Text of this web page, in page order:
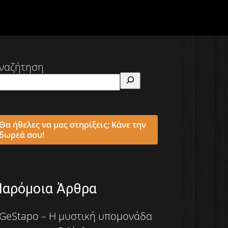
ήθελες να μας στηρίξεις; Κάνε την
σου!
Άρθρα
– Η μυστική υπομονάδα